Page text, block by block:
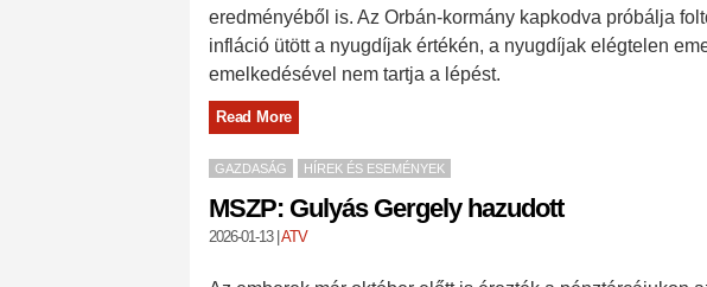
eredményéből is. Az Orbán-kormány kapkodva próbálja
infláció ütött a nyugdíjak értékén, a nyugdíjak elégtelen
emelkedésével nem tartja a lépést.
Read More
GAZDASÁG HÍREK ÉS ESEMÉNYEK
MSZP: Gulyás Gergely hazudott
2026-01-13| ATV